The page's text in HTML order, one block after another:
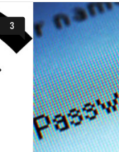
3